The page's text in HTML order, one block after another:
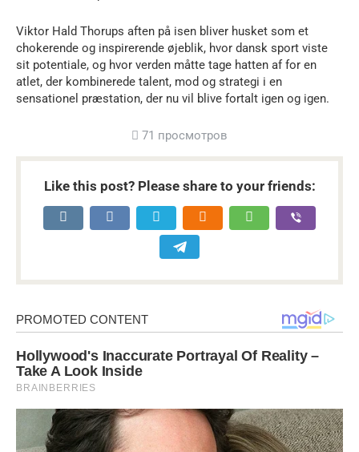
Viktor Hald Thorups aften på isen bliver husket som et
chokerende og inspirerende øjeblik, hvor dansk sport viste
sit potentiale, og hvor verden måtte tage hatten af for en
atlet, der kombinerede talent, mod og strategi i en
sensationel præstation, der nu vil blive fortalt igen og igen.
71 просмотров
Like this post? Please share to your friends: